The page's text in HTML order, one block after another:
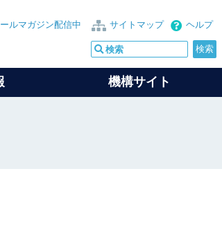
ヘルプ
サイトマップ
ールマガジン配信中
機構サイト